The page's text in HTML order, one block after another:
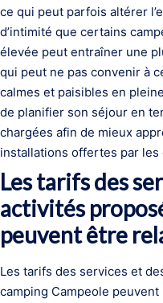
ce qui peut parfois altérer
d’intimité que certains
élevée peut entraîner une
qui peut ne pas convenir à
calmes et paisibles en
de planifier son séjour en
chargées afin de mieux
installations offertes par les
Les tarifs des
activités
peuvent être
Les tarifs des services et
camping Campeole